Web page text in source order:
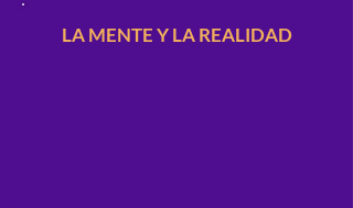
LA MENTE Y LA REALIDAD